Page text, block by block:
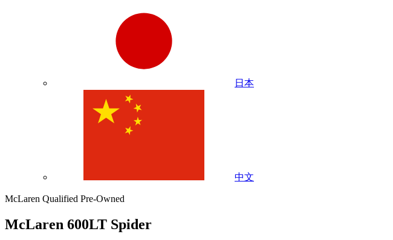
日本
中文
McLaren Qualified Pre-Owned
McLaren 600LT Spider